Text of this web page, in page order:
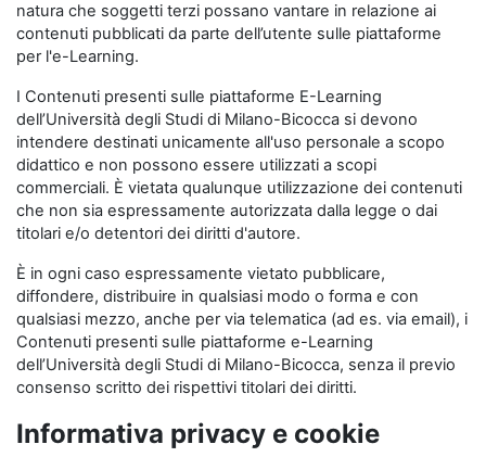
natura che soggetti terzi possano vantare in relazione ai
contenuti pubblicati da parte dell’utente sulle piattaforme
per l'e-Learning.
I Contenuti presenti sulle piattaforme E-Learning
dell’Università degli Studi di Milano-Bicocca si devono
intendere destinati unicamente all'uso personale a scopo
didattico e non possono essere utilizzati a scopi
commerciali. È vietata qualunque utilizzazione dei contenuti
che non sia espressamente autorizzata dalla legge o dai
titolari e/o detentori dei diritti d'autore.
È in ogni caso espressamente vietato pubblicare,
diffondere, distribuire in qualsiasi modo o forma e con
qualsiasi mezzo, anche per via telematica (ad es. via email), i
Contenuti presenti sulle piattaforme e-Learning
dell’Università degli Studi di Milano-Bicocca, senza il previo
consenso scritto dei rispettivi titolari dei diritti.
Informativa privacy e cookie